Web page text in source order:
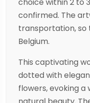
confirmed. The
transportation, so
Belgium.
This captivating
dotted with
flowers, evoking